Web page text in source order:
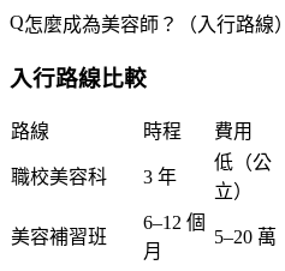
怎麼成為美容師？（入行路線）
入行路線比較
路線 時程 費用
職校美容科 3 年
低（公
立）
美容補習班
6–12 個
月
5–20 萬